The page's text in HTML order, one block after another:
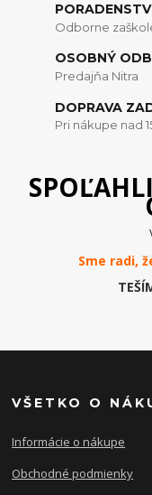
Odborne
OSOBNÝ
Predajňa Nitra
DOPRAVA
Pri nákupe nad
Sme radi,
VŠETKO O
Informácie o nákupe
Obchodné podmienky